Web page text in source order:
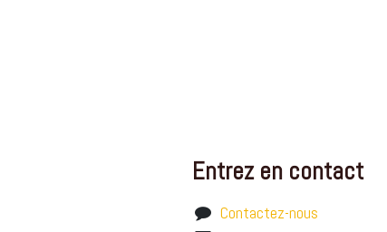
Entrez en contact
Contactez-nous